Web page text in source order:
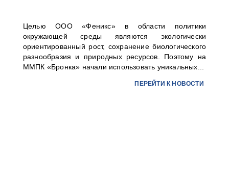
Целью ООО «Феникс» в области политики
окружающей среды являются экологически
ориентированный рост, сохранение биологического
разнообразия и природных ресурсов. Поэтому на
ММПК «Бронка» начали использовать уникальных...
ПЕРЕЙТИ К НОВОСТИ